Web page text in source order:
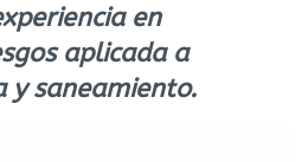
en
aplicada a
y saneamiento.